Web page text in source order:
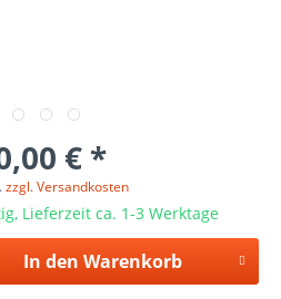
€ *
zzgl. Versandkosten
Lieferzeit ca. 1-3 Werktage
In den Warenkorb